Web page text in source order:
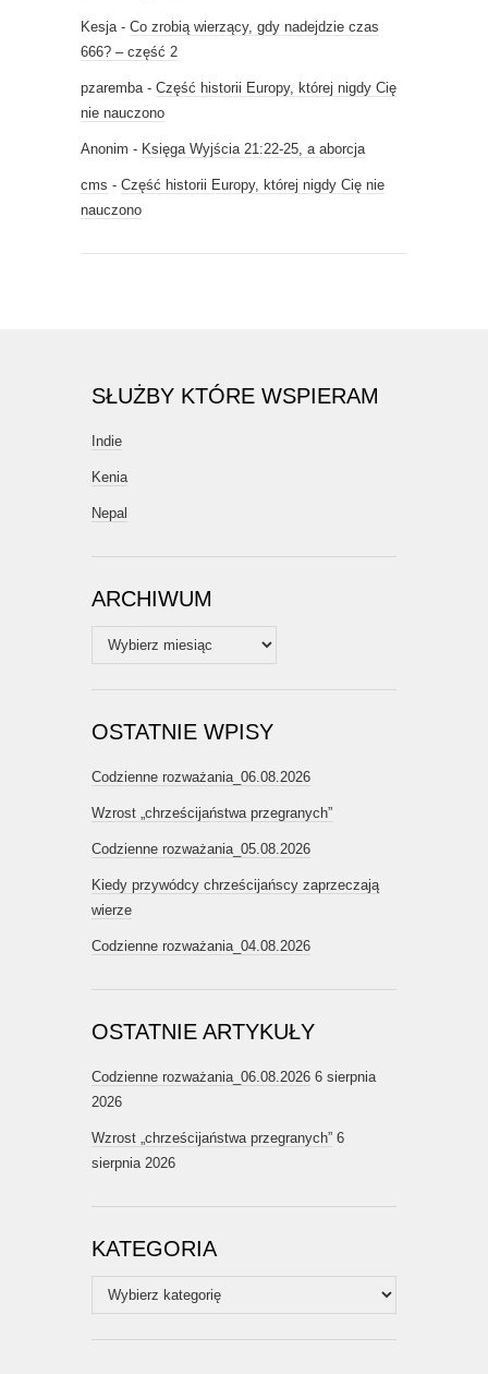
Kesja- Co zrobią wierzący, gdy nadejdzie czas
666? – część 2
pzaremba- Część historii Europy, której nigdy Cię
nie nauczono
Anonim - Księga Wyjścia 21:22-25, a aborcja
cms - Część historii Europy, której nigdy Cię nie
nauczono
SŁUŻBY KTÓRE WSPIERAM
Indie
Kenia
Nepal
ARCHIWUM
Archiwum
OSTATNIE WPISY
Codzienne rozważania_06.08.2026
Wzrost „chrześcijaństwa przegranych”
Codzienne rozważania_05.08.2026
Kiedy przywódcy chrześcijańscy zaprzeczają
wierze
Codzienne rozważania_04.08.2026
OSTATNIE ARTYKUŁY
Codzienne rozważania_06.08.2026 6 sierpnia
2026
Wzrost „chrześcijaństwa przegranych” 6
sierpnia 2026
KATEGORIA
Kategoria